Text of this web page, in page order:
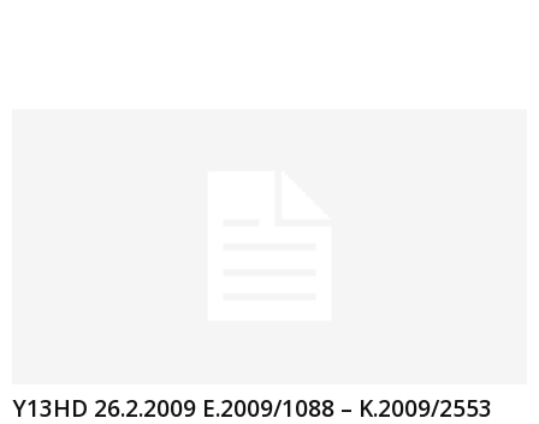
Y13HD 26.2.2009 E.2009/1088 – K.2009/2553